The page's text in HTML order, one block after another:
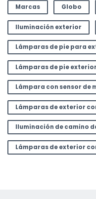
Marcas Globo
Iluminación exterior
Lámparas de pie para
Lámparas de pie
Lámpara con sensor de
Lámparas de exterior
Iluminación de camino
Lámparas de exterior